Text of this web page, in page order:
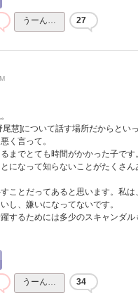
うーん… 27
慧]について話す場所だからとい
く言って。
までとても時間がかかった子です
になって知らないことがたくさん
ことだってあると思います。私は
し、嫌いになってないです。
するためには多少のスキャンダル
うーん… 34